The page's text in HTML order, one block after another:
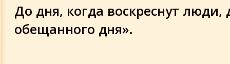
До дня, когда воскреснут люди,
обещанного дня».